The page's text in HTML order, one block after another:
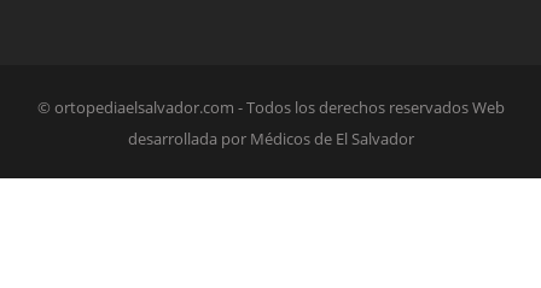
© ortopediaelsalvador.com - Todos los derechos reservados Web
desarrollada por Médicos de El Salvador